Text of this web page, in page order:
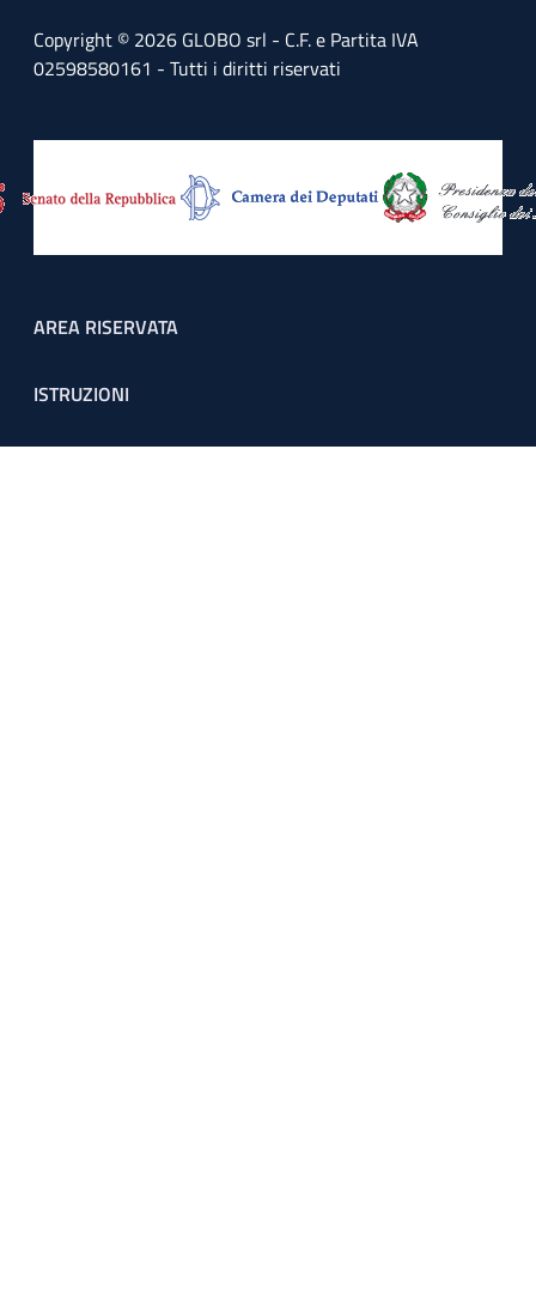
Copyright © 2026 GLOBO srl - C.F. e Partita IVA
02598580161 - Tutti i diritti riservati
Footer menu
AREA RISERVATA
ISTRUZIONI